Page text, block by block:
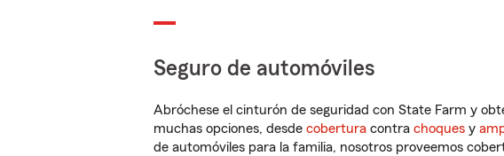
Seguro de automóviles
Abróchese el cinturón de seguridad con State Farm y
muchas opciones, desde cobertura contra choques y
de automóviles para la familia, nosotros proveemos